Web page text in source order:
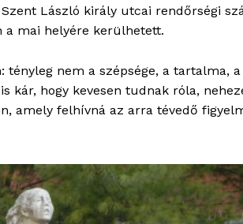
László király utcai rendőrségi
a mai helyére kerülhetett.
nem a szépsége, a tartalma,
kár, hogy kevesen tudnak róla,
amely felhívná az arra tévedő